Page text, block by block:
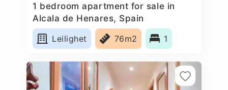
1 bedroom apartment for sale in
Alcala de Henares, Spain
Leilighet
76m2 1